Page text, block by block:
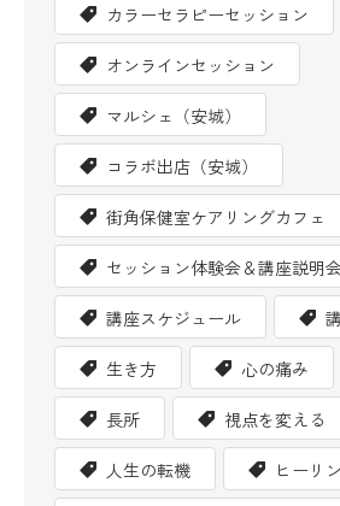
カラーセラピーセッション
オンラインセッション
マルシェ（安城）
コラボ出店（安城）
街角保健室ケアリングカフェ
セッション体験会＆講座説明
講座スケジュール
生き方 心の痛み
長所 視点を変える
人生の転機 ヒーリ